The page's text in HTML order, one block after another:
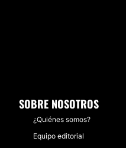
SOBRE NOSOTROS
¿Quiénes somos?
Equipo editorial